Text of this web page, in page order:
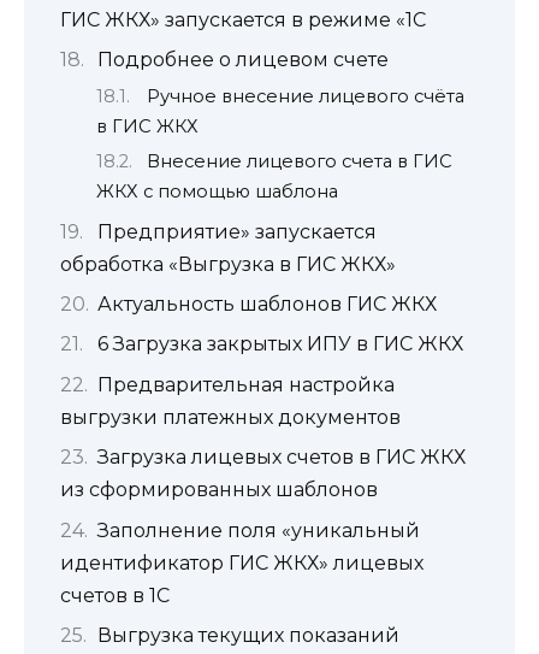
ГИС ЖКХ» запускается в режиме «1С
Подробнее о лицевом счете
Ручное внесение лицевого счёта
в ГИС ЖКХ
Внесение лицевого счета в ГИС
ЖКХ с помощью шаблона
Предприятие» запускается
обработка «Выгрузка в ГИС ЖКХ»
Актуальность шаблонов ГИС ЖКХ
6 Загрузка закрытых ИПУ в ГИС ЖКХ
Предварительная настройка
выгрузки платежных документов
Загрузка лицевых счетов в ГИС ЖКХ
из сформированных шаблонов
Заполнение поля «уникальный
идентификатор ГИС ЖКХ» лицевых
счетов в 1С
Выгрузка текущих показаний